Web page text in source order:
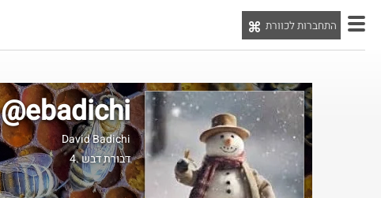
התחברות לכוורת
@ebadichi
David Badichi
4. דבורת דבש